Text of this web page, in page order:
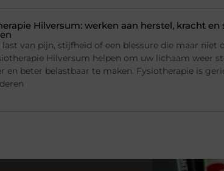
Hilversum: werken aan herstel, kracht en
last van pijn, stijfheid of een blessure die maar niet
Hilversum helpen om uw lichaam weer
en beter belastbaar te maken. Fysiotherapie is